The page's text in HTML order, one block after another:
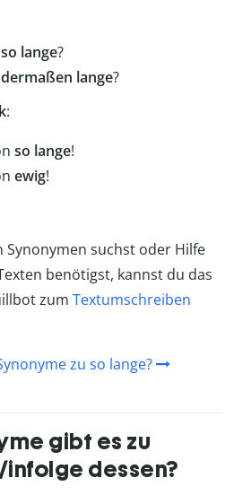
so lange?
dermaßen lange?
:
so lange!
ewig!
Synonymen suchst oder Hilfe
benötigst, kannst du das
zum Textumschreiben
zu so lange?
gibt es zu
dessen?